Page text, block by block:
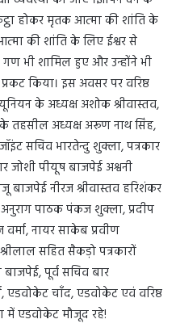
होकर मृतक आत्मा की शांति के
की शांति के लिए ईश्वर से
गण भी शामिल हुए और उन्होंने भी
किया। इस अवसर पर वरिष्ठ
के अध्यक्ष अशोक श्रीवास्तव,
तहसील अध्यक्ष अरूण नाथ सिंह,
सचिव भारतेन्दु शुक्ला, पत्रकार
जोशी पीयूष बाजपेई अश्वनी
बाजपेई नीरज श्रीवास्तव हरिशंकर
अनुराग पाठक पंकज शुक्ला, प्रदीप
नायर साकेब प्रवीण
सहित सैकड़ो पत्रकारों
पूर्व सचिव बार
एडवोकेट चाँद, एडवोकेट एवं वरिष्ठ
में एडवोकेट मौजूद रहे!